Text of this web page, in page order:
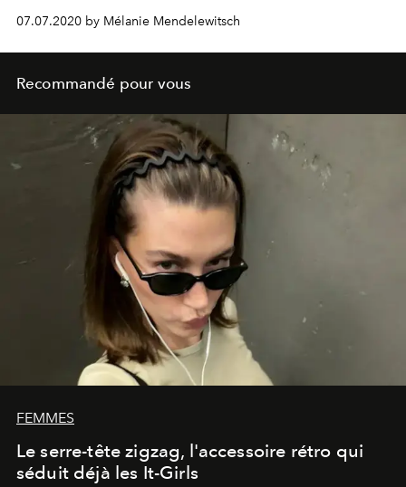
07.07.2020 by Mélanie Mendelewitsch
Recommandé pour vous
FEMMES
Le serre-tête zigzag, l'accessoire rétro qui
séduit déjà les It-Girls